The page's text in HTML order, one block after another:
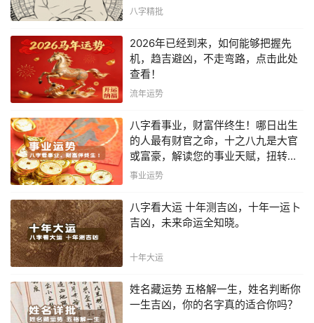
八字精批
2026年已经到来，如何能够把握先
机，趋吉避凶，不走弯路，点击此处
查看！
流年运势
八字看事业，财富伴终生！哪日出生
的人最有财官之命，十之八九是大官
或富豪，解读您的事业天赋，扭转当
下不利困局！！
事业运势
八字看大运 十年测吉凶，十年一运卜
吉凶，未来命运全知晓。
十年大运
姓名藏运势 五格解一生，姓名判断你
一生吉凶，你的名字真的适合你吗？